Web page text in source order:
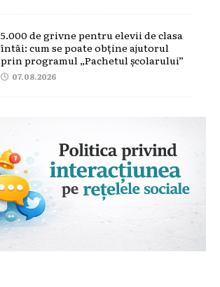
5.000 de grivne pentru elevii de clasa
întâi: cum se poate obține ajutorul
prin programul „Pachetul școlarului”
07.08.2026